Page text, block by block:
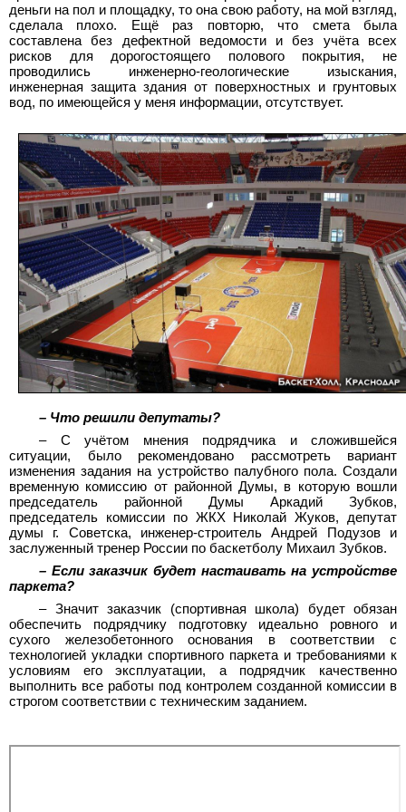
деньги на пол и площадку, то она свою работу, на мой взгляд,
сделала плохо. Ещё раз повторю, что смета была
составлена без дефектной ведомости и без учёта всех
рисков для дорогостоящего полового покрытия, не
проводились инженерно-геологические изыскания,
инженерная защита здания от поверхностных и грунтовых
вод, по имеющейся у меня информации, отсутствует.
– Что решили депутаты?
– С учётом мнения подрядчика и сложившейся
ситуации, было рекомендовано рассмотреть вариант
изменения задания на устройство палубного пола. Создали
временную комиссию от районной Думы, в которую вошли
председатель районной Думы Аркадий Зубков,
председатель комиссии по ЖКХ Николай Жуков, депутат
думы г. Советска, инженер-строитель Андрей Подузов и
заслуженный тренер России по баскетболу Михаил Зубков.
– Если заказчик будет настаивать на устройстве
паркета?
– Значит заказчик (спортивная школа) будет обязан
обеспечить подрядчику подготовку идеально ровного и
сухого железобетонного основания в соответствии с
технологией укладки спортивного паркета и требованиями к
условиям его эксплуатации, а подрядчик качественно
выполнить все работы под контролем созданной комиссии в
строгом соответствии с техническим заданием.